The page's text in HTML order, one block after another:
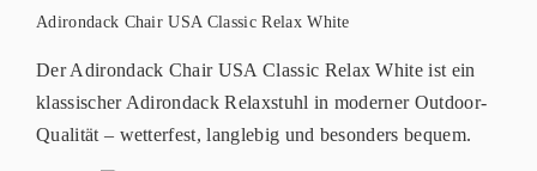
Adirondack Chair USA Classic Relax White
Der Adirondack Chair USA Classic Relax White ist ein
klassischer Adirondack Relaxstuhl in moderner Outdoor-
Qualität – wetterfest, langlebig und besonders bequem.